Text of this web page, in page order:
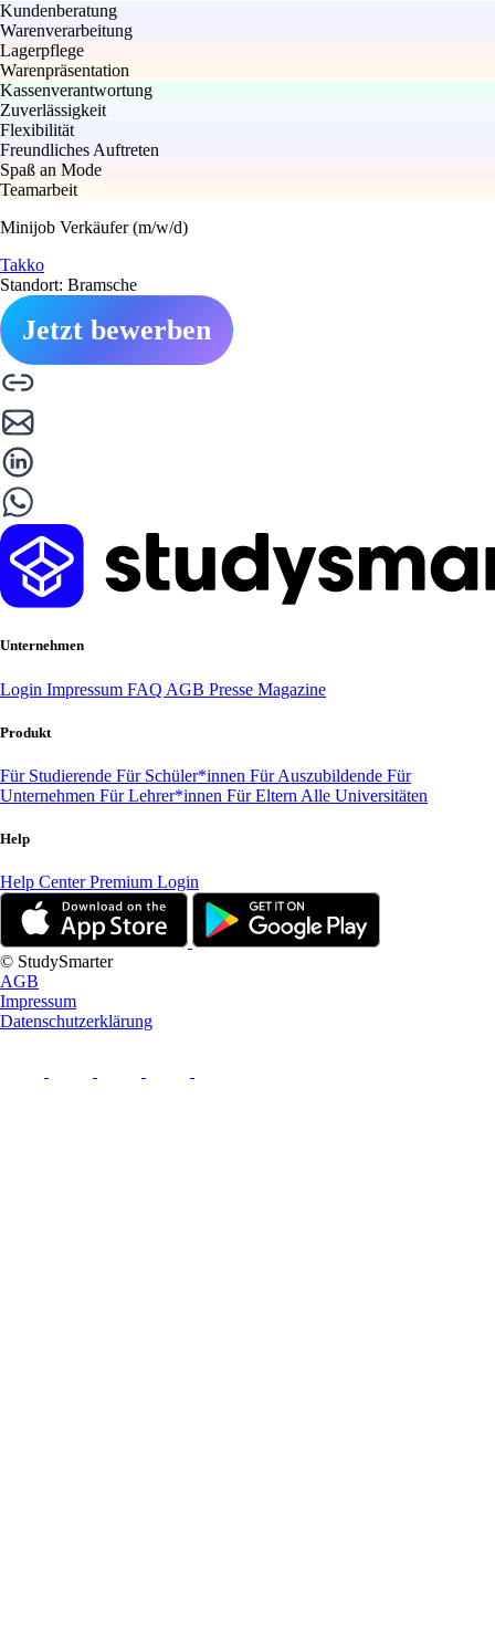
Kundenberatung
Warenverarbeitung
Lagerpflege
Warenpräsentation
Kassenverantwortung
Zuverlässigkeit
Flexibilität
Freundliches Auftreten
Spaß an Mode
Teamarbeit
Minijob Verkäufer (m/w/d)
Takko
Standort: Bramsche
Jetzt bewerben
Unternehmen
Login Impressum FAQ AGB Presse Magazine
Produkt
Für Studierende Für Schüler*innen Für Auszubildende Für
Unternehmen Für Lehrer*innen Für Eltern Alle Universitäten
Help
Help CenterPremium Login
© StudySmarter
AGB
Impressum
Datenschutzerklärung